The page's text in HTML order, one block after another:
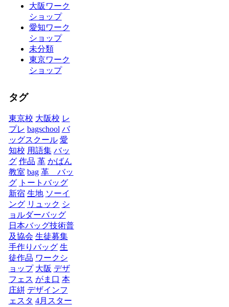
大阪ワーク
ショップ
愛知ワーク
ショップ
未分類
東京ワーク
ショップ
タグ
東京校 大阪校 レ
プレ bagschool バ
ッグスクール 愛
知校 用語集 バッ
グ 作品 革 かばん
教室 bag 革 バッ
グ
トートバッグ
新宿 生地 ソーイ
ング リュック シ
ョルダーバッグ
日本バッグ技術普
及協会 生徒募集
手作りバッグ 生
徒作品 ワークシ
ョップ 大阪 デザ
フェス がま口 本
庄絣 デザインフ
ェスタ 4月スター